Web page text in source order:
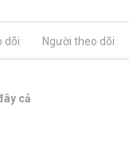
dõi Người theo dõi
cả